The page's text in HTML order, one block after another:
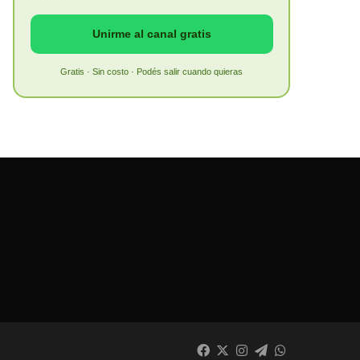
Unirme al canal gratis
Gratis · Sin costo · Podés salir cuando quieras
Facebook
X Instagram
Telegram